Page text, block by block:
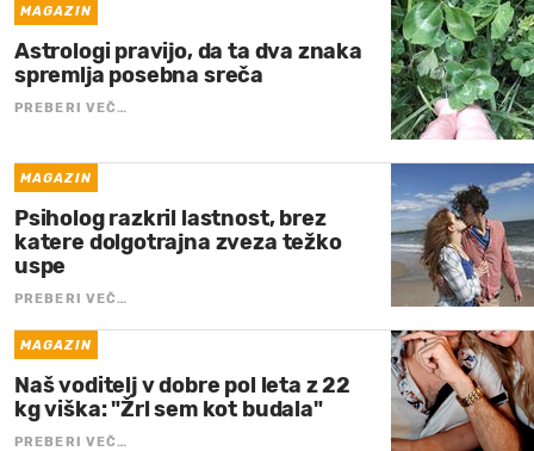
MAGAZIN
Astrologi pravijo, da ta dva znaka
spremlja posebna sreča
PREBERI VEČ…
MAGAZIN
Psiholog razkril lastnost, brez
katere dolgotrajna zveza težko
uspe
PREBERI VEČ…
MAGAZIN
Naš voditelj v dobre pol leta z 22
kg viška: "Žrl sem kot budala"
PREBERI VEČ…